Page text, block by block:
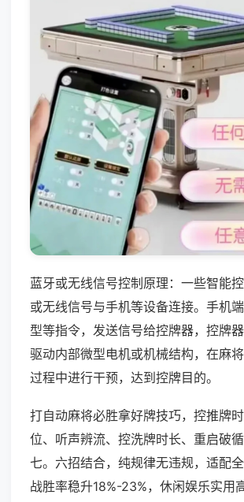
蓝牙或无线信号控制原理：一些智能
或无线信号与手机等设备连接。手机
型等指令，发送信号给控牌器，控牌
驱动内部微型电机或机械结构，在麻
过程中进行干预，达到控牌目的。
打自动麻将必胜拿好牌技巧，控推牌
位、听声辨流、控洗牌时长、重启破
七。六招结合，纯规律无违规，适配
战胜率稳升18%-23%，休闲娱乐实用高